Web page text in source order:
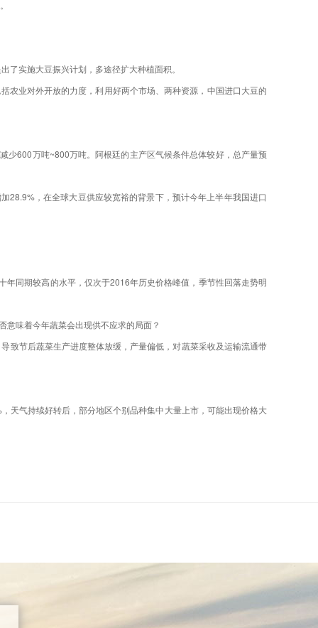
实施大豆振兴计划，多途径扩大种植面积。
农业对外开放的力度，利用好两个市场、两种资源，中国进口大豆的
少600万吨~800万吨。阿根廷的主产区气候条件总体较好，总产量预
28.9%，在全球大豆供应较宽裕的背景下，预计今年上半年我国进口
同期较高的水平，仅次于2016年历史价格峰值，季节性回落走势明
味着今年蔬菜会出现供不应求的局面？
致节后蔬菜生产进度整体放缓，产量偏低，对蔬菜采收及运输流通带
天气持续好转后，部分地区个别品种集中大量上市，可能出现价格大